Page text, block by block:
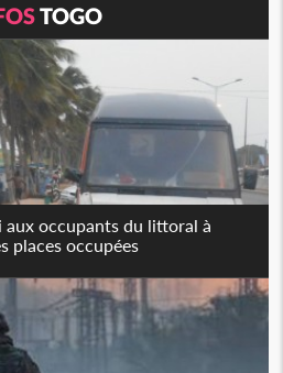
TOGO
aux occupants du littoral à
places occupées